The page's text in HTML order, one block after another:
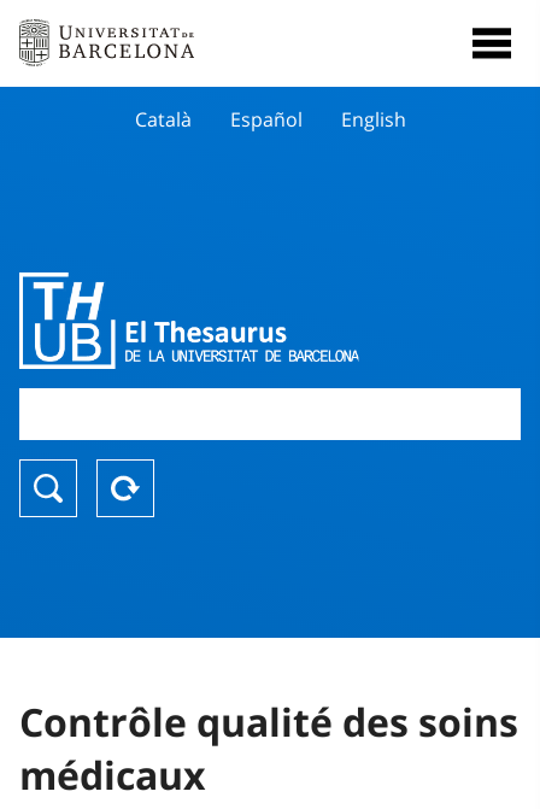
Català Español English
Contrôle qualité des soins
médicaux